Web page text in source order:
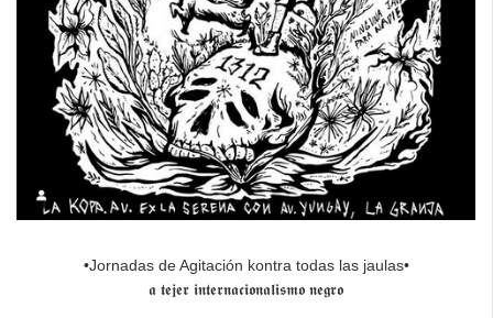
•Jornadas de Agitación kontra todas las jaulas•
𝖆 𝖙𝖊𝖏𝖊𝖗 𝖎𝖓𝖙𝖊𝖗𝖓𝖆𝖈𝖎𝖔𝖓𝖆𝖑𝖎𝖘𝖒𝖔 𝖓𝖊𝖌𝖗𝖔